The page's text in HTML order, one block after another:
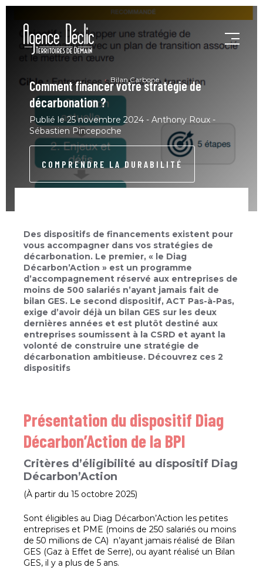
Bilan Carbone
Comment financer votre stratégie de
décarbonation ?
Publié le 25 novembre 2024 - Anthony Roux -
Sébastien Pincepoche
COMPRENDRE LA DURABILITÉ
Des dispositifs de financements existent pour
vous accompagner dans vos stratégies de
décarbonation. Le premier, « le Diag
Décarbon’Action » est un programme
d’accompagnement réservé aux entreprises de
moins de 500 salariés n’ayant jamais fait de
bilan GES. Le second dispositif, ACT Pas-à-Pas,
exige d’avoir déjà un bilan GES sur les deux
dernières années et est plutôt destiné aux
entreprises soumissent à la CSRD et ayant la
volonté de construire une stratégie de
décarbonation ambitieuse. Découvrez ces 2
dispositifs
Présentation du dispositif Diag
Décarbon’Action de la BPI
Critères d’éligibilité au dispositif Diag
Décarbon’Action
(À partir du 15 octobre 2025)
Sont éligibles au Diag Décarbon’Action les petites
entreprises et PME (moins de 250 salariés ou moins
de 50 millions de CA) n’ayant jamais réalisé de Bilan
GES (Gaz à Effet de Serre), ou ayant réalisé un Bilan
GES, il y a plus de 5 ans.